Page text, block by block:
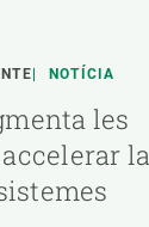
NOTÍCIA
les
la